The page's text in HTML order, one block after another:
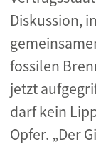
Diskussion,
fossilen
jetzt
darf kein
Opfer. „Der